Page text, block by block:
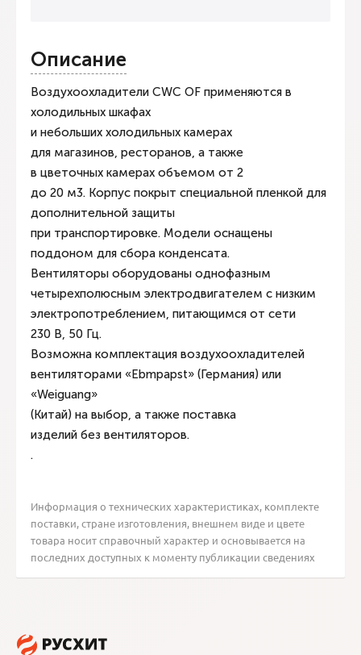
Описание
Воздухоохладители CWC OF применяются в
холодильных шкафах
и небольших холодильных камерах
для магазинов, ресторанов, а также
в цветочных камерах объемом от 2
до 20 м3. Корпус покрыт специальной пленкой для
дополнительной защиты
при транспортировке. Модели оснащены
поддоном для сбора конденсата.
Вентиляторы оборудованы однофазным
четырехполюсным электродвигателем с низким
электропотреблением, питающимся от сети
230 В, 50 Гц.
Возможна комплектация воздухоохладителей
вентиляторами «Ebmpapst» (Германия) или
«Weiguang»
(Китай) на выбор, а также поставка
изделий без вентиляторов.
.
Информация о технических характеристиках, комплекте
поставки, стране изготовления, внешнем виде и цвете
товара носит справочный характер и основывается на
последних доступных к моменту публикации сведениях